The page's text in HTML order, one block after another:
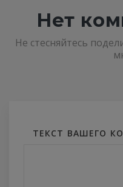
Нет
Не стесняйтесь
ТЕКСТ ВАШЕГО